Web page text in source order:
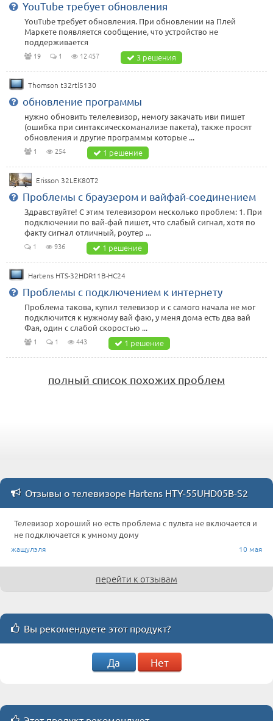
YouTube требует обновления
YouTube требует обновления. При обновлении на Плей
Маркете появляется сообщение, что устройство не
поддерживается
19 1 12 457 3 решения
Thomson t32rtl5130
обновление программы
нужно обновить телелевизор, немогу закачать иви пишет
(ошибка при синтаксическоманализе пакета), также просят
обновления и другие программы которые ...
1 254 1 решение
Erisson 32LEK80T2
Проблемы с браузером и вайфай-соединением
Здравствуйте! С этим телевизором несколько проблем: 1. При
подключении по вай-фай пишет, что слабый сигнал, хотя по
факту сигнал отличный, роутер ...
1 936 1 решение
Hartens HTS-32HDR11B-HC24
Проблемы с подключением к интернету
Проблема такова, купил телевизор и с самого начала не мог
подключится к нужному вай фаю, у меня дома есть два вай
Фая, один с слабой скоростью ...
1 1 443 1 решение
полный список похожих проблем
Отзывы о телевизоре Hartens HTY-55UHD05B-S2
Телевизор хороший но есть проблема с пульта не включается и
не подключается к умному дому
жащулэля 10 мая
перейти к отзывам
Вы рекомендуете этот продукт?
Да Нет